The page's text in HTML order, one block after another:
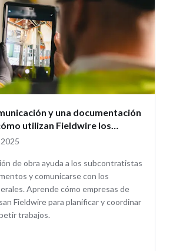
y una documentación
utilizan Fieldwire los
de obra ayuda a los subcontratistas
y comunicarse con los
Aprende cómo empresas de
Fieldwire para planificar y coordinar
trabajos.